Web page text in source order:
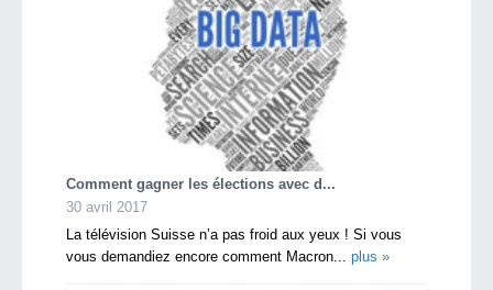
Comment gagner les élections avec d...
30 avril 2017
La télévision Suisse n’a pas froid aux yeux ! Si vous
vous demandiez encore comment Macron... plus »